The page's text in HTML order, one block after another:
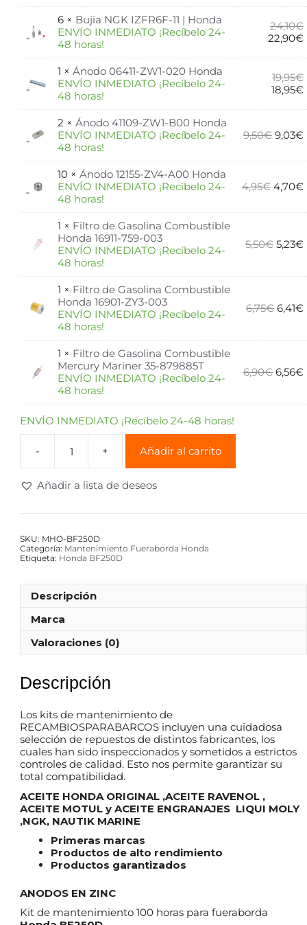
6 × Bujia NGK IZFR6F-11 | Honda
ENVÍO INMEDIATO ¡Recíbelo 24-
48 horas!
24,10€
22,90€
1 × Ánodo 06411-ZW1-020 Honda
ENVÍO INMEDIATO ¡Recíbelo 24-
48 horas!
19,95€
18,95€
2 × Ánodo 41109-ZW1-B00 Honda
ENVÍO INMEDIATO ¡Recíbelo 24-
48 horas!
9,50€ 9,03€
10 × Ánodo 12155-ZV4-A00 Honda
ENVÍO INMEDIATO ¡Recíbelo 24-
48 horas!
4,95€ 4,70€
1 × Filtro de Gasolina Combustible
Honda 16911-759-003
ENVÍO INMEDIATO ¡Recíbelo 24-
48 horas!
5,50€ 5,23€
1 × Filtro de Gasolina Combustible
Honda 16901-ZY3-003
ENVÍO INMEDIATO ¡Recíbelo 24-
48 horas!
6,75€ 6,41€
1 × Filtro de Gasolina Combustible
Mercury Mariner 35-879885T
ENVÍO INMEDIATO ¡Recíbelo 24-
48 horas!
6,90€ 6,56€
ENVÍO INMEDIATO ¡Recíbelo 24-48 horas!
Añadir al carrito
Añadir a lista de deseos
SKU: MHO-BF250D
Categoría: Mantenimiento Fueraborda Honda
Etiqueta: Honda BF250D
Descripción
Marca
Valoraciones (0)
Descripción
Los kits de mantenimiento de
RECAMBIOSPARABARCOS incluyen una cuidadosa
selección de repuestos de distintos fabricantes, los
cuales han sido inspeccionados y sometidos a estrictos
controles de calidad. Esto nos permite garantizar su
total compatibilidad.
ACEITE HONDA ORIGINAL ,ACEITE RAVENOL ,
ACEITE MOTUL y ACEITE ENGRANAJES LIQUI MOLY
,NGK, NAUTIK MARINE
Primeras marcas
Productos de alto rendimiento
Productos garantizados
ANODOS EN ZINC
Kit de mantenimiento 100 horas para fueraborda